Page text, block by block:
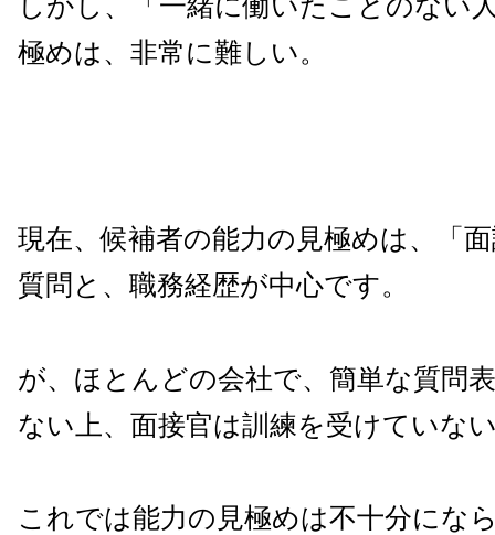
極めは、非常に難しい。
現在、候補者の能力の見極めは、「
質問と、職務経歴が中心です。
が、ほとんどの会社で、簡単な質問
ない上、面接官は訓練を受けていな
これでは能力の見極めは不十分にな